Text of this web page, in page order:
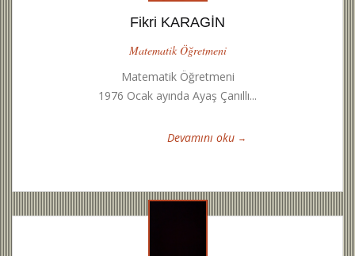
Fikri KARAGİN
Matematik Öğretmeni
Matematik Öğretmeni
1976 Ocak ayında Ayaş Çanıllı...
Devamını oku